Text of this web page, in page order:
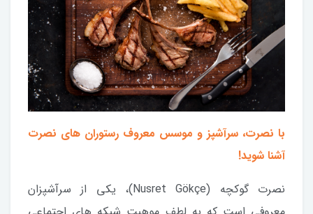
با نصرت، سرآشپز و موسس معروف رستوران های نصرت
آشنا شوید!
نصرت گوکچه (Nusret Gökçe)، یکی از سرآشپزان